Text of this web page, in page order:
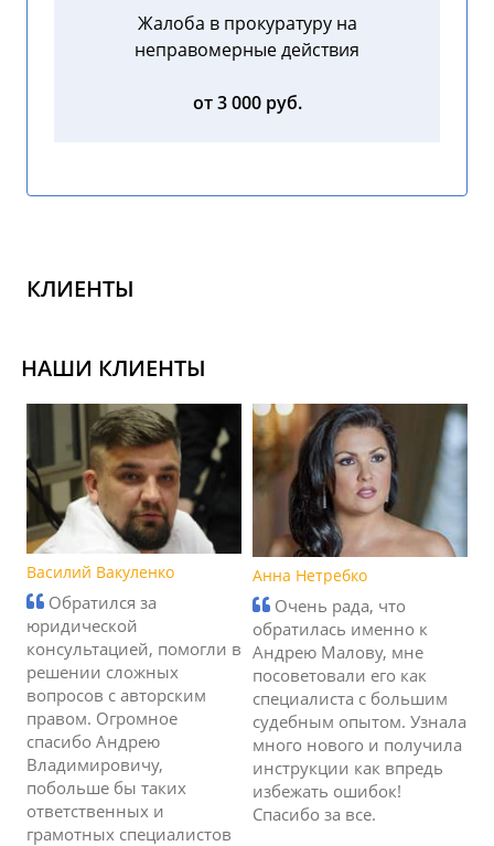
Жалоба в прокуратуру на
неправомерные действия
от 3 000 руб.
КЛИЕНТЫ
НАШИ КЛИЕНТЫ
Василий Вакуленко
Обратился за
юридической
консультацией, помогли в
решении сложных
вопросов с авторским
правом. Огромное
спасибо Андрею
Владимировичу,
побольше бы таких
ответственных и
грамотных специалистов
Анна Нетребко
Очень рада, что
обратилась именно к
Андрею Малову, мне
посоветовали его как
специалиста с большим
судебным опытом. Узнала
много нового и получила
инструкции как впредь
избежать ошибок!
Спасибо за все.